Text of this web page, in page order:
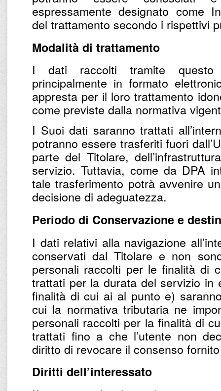
espressamente designato come
del trattamento secondo i rispettivi
Modalità di trattamento
I dati raccolti tramite
principalmente in formato
appresta per il loro trattamento
come previste dalla normativa
I Suoi dati saranno trattati
potranno essere trasferiti fuori
parte del Titolare,
servizio. Tuttavia, come da DPA
tale trasferimento potrà avvenire
decisione di adeguatezza.
Periodo di Conservazione e
I dati relativi alla navigazione
conservati dal Titolare e non
personali raccolti per le finalità di
trattati per la durata del servizio in
finalità di cui ai al punto e)
cui la normativa tributaria ne
personali raccolti per la finalità di
trattati fino a che l’utente non
diritto di revocare il consenso
Diritti dell’interessato